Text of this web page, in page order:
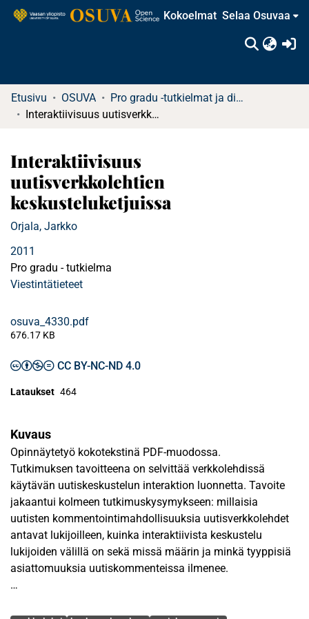
Kokoelmat Selaa Osuvaa
Etusivu OSUVA
Pro gradu -tutkielmat ja diplomityöt
Interaktiivisuus uutisverkkolehtien keskusteluketjuissa
Interaktiivisuus
uutisverkkolehtien
keskusteluketjuissa
Orjala, Jarkko
2011
Pro gradu - tutkielma
Viestintätieteet
osuva_4330.pdf
676.17 KB
CC BY-NC-ND 4.0
Lataukset 464
Kuvaus
Opinnäytetyö kokotekstinä PDF-muodossa.
Tutkimuksen tavoitteena on selvittää verkkolehdissä
käytävän uutiskeskustelun interaktion luonnetta. Tavoite
jakaantui kolmeen tutkimuskysymykseen: millaisia
uutisten kommentointimahdollisuuksia uutisverkkolehdet
antavat lukijoilleen, kuinka interaktiivista keskustelu
lukijoiden välillä on sekä missä määrin ja minkä tyyppisiä
asiattomuuksia uutiskommenteissa ilmenee.